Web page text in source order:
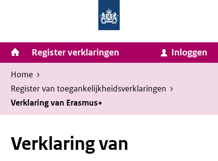
inhoud
van
Zaken
Koninkrijksrelaties
Homepage
van
Invulassistent
Toegankelijkheidsverklaring
Toegankelijkheidsverklaring
Hoofdnavigatie
Register verklaringen Inloggen
Kruimelpad
U
bevindt
zich
hier:
Home ›
Register van toegankelijkheids­verklaringen ›
Verklaring van Erasmus+
Verklaring van